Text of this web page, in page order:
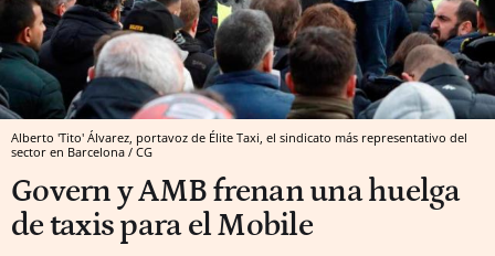
Alberto 'Tito' Álvarez, portavoz de Élite Taxi, el sindicato más representativo del
sector en Barcelona / CG
Govern y AMB frenan una huelga
de taxis para el Mobile